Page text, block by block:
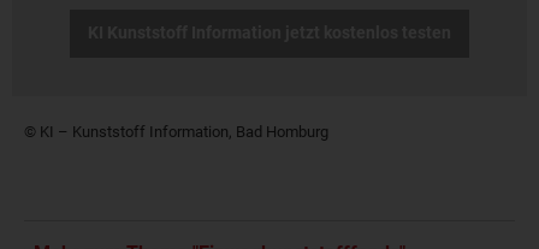
© KI – Kunststoff Information, Bad Homburg